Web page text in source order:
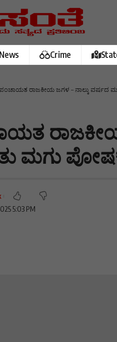
Crime
ಪಂಚಾಯತ ರಾಜಕೀಯ ಜಗಳ – ನಾಲ್ಕು
ಮಗು
5:03 PM